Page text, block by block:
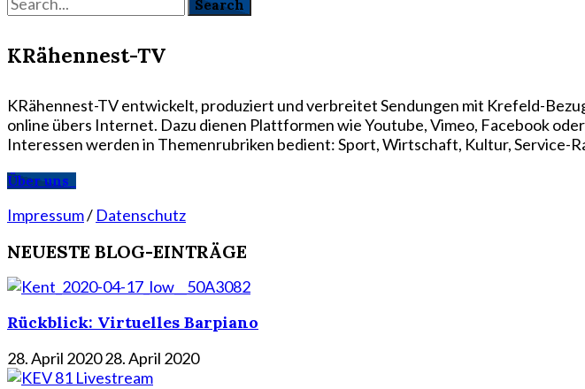
KRähennest-TV
KRähennest-TV entwickelt, produziert und verbreitet Sendungen mit Krefeld-
online übers Internet. Dazu dienen Plattformen wie Youtube, Vimeo, Facebook
Interessen werden in Themenrubriken bedient: Sport, Wirtschaft, Kultur, Service-
Über uns
Impressum/ Datenschutz
NEUESTE BLOG-EINTRÄGE
Rückblick: Virtuelles Barpiano
28. April 202028. April 2020